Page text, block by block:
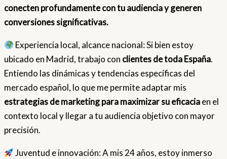
conecten profundamente con tu audiencia y generen
conversiones significativas.
Experiencia local, alcance nacional: Si bien estoy
ubicado en Madrid, trabajo con clientes de toda España.
Entiendo las dinámicas y tendencias específicas del
mercado español, lo que me permite adaptar mis
estrategias de marketing para maximizar su eficaciaen el
contexto local y llegar a tu audiencia objetivo con mayor
precisión.
Juventud e innovación: A mis 24 años, estoy inmerso